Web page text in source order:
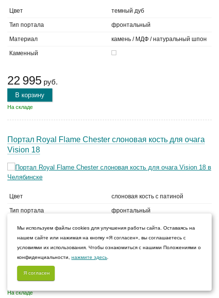
Цвет темный дуб
Тип портала фронтальный
Материал камень / МДФ / натуральный шпон
Каменный
22 995 руб.
В корзину
На складе
Портал Royal Flame Chester слоновая кость для очага
Vision 18
Цвет слоновая кость с патиной
Тип портала фронтальный
Материал камень / МДФ / натуральный шпон
Каменный
20 470руб.
В корзину
На складе
Мы используем файлы cookies для улучшения работы сайта. Оставаясь на
нашем сайте или нажимая на кнопку «Я согласен», вы соглашаетесь с
условиями их использования. Чтобы ознакомиться с нашими Положениями о
конфиденциальности, нажмите здесь
Я согласен